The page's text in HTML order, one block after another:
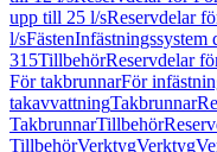
upp till 25 l/sReservdelar
l/sFästenInfästningssystem
315TillbehörReservdelar
För takbrunnarFör
takavvattningTakbrunnar
TakbrunnarTillbehör
TillbehörVerktygVerktyg